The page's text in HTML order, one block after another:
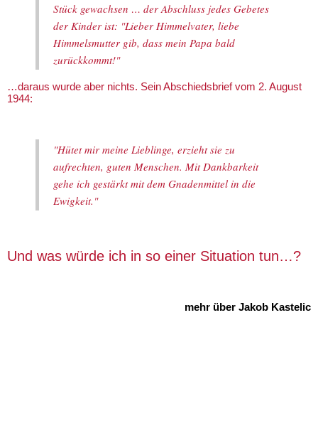
Stück gewachsen … der Abschluss jedes Gebetes
der Kinder ist: "Lieber Himmelvater, liebe
Himmelsmutter gib, dass mein Papa bald
zurückkommt!"
…daraus wurde aber nichts. Sein Abschiedsbrief vom 2. August
1944:
"Hütet mir meine Lieblinge, erzieht sie zu
aufrechten, guten Menschen. Mit Dankbarkeit
gehe ich gestärkt mit dem Gnadenmittel in die
Ewigkeit."
Und was würde ich in so einer Situation tun…?
mehr über Jakob Kastelic